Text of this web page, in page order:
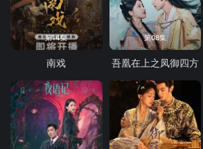
第14集
南戏
第08集
吾凰在上之凤御四方